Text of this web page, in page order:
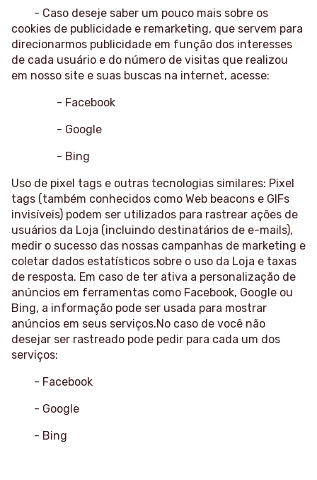
- Caso deseje saber um pouco mais sobre os
cookies de publicidade e remarketing, que servem para
direcionarmos publicidade em função dos interesses
de cada usuário e do número de visitas que realizou
em nosso site e suas buscas na internet, acesse:
- Facebook
- Google
- Bing
Uso de pixel tags e outras tecnologias similares: Pixel
tags (também conhecidos como Web beacons e GIFs
invisíveis) podem ser utilizados para rastrear ações de
usuários da Loja (incluindo destinatários de e-mails),
medir o sucesso das nossas campanhas de marketing e
coletar dados estatísticos sobre o uso da Loja e taxas
de resposta. Em caso de ter ativa a personalização de
anúncios em ferramentas como Facebook, Google ou
Bing, a informação pode ser usada para mostrar
anúncios em seus serviços.No caso de você não
desejar ser rastreado pode pedir para cada um dos
serviços:
- Facebook
- Google
- Bing